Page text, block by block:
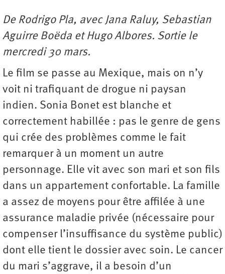
De Rodrigo Pla, avec Jana Raluy, Sebastian
Aguirre Boëda et Hugo Albores. Sortie le
mercredi 30 mars.
Le film se passe au Mexique, mais on n’y
voit ni trafiquant de drogue ni paysan
indien. Sonia Bonet est blanche et
correctement habillée : pas le genre de gens
qui crée des problèmes comme le fait
remarquer à un moment un autre
personnage. Elle vit avec son mari et son fils
dans un appartement confortable. La famille
a assez de moyens pour être affilée à une
assurance maladie privée (nécessaire pour
compenser l’insuffisance du système public)
dont elle tient le dossier avec soin. Le cancer
du mari s’aggrave, il a besoin d’un